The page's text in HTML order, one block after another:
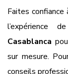
Faites
l’expérience
Casablanca
sur mesure.
conseils